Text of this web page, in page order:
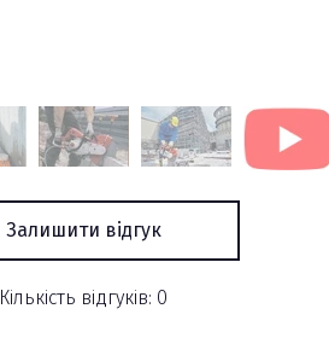
Залишити відгук
Кількість відгуків: 0